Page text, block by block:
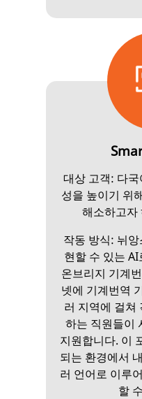
대상 고객: 다
성을 높이기 위
해소하고자
작동 방식: 뉘
현할 수 있는
온브리지 기계
넷에 기계번역
러 지역에 걸쳐
하는 직원들이
지원합니다. 이
되는 환경에서
러 언어로 이루
할